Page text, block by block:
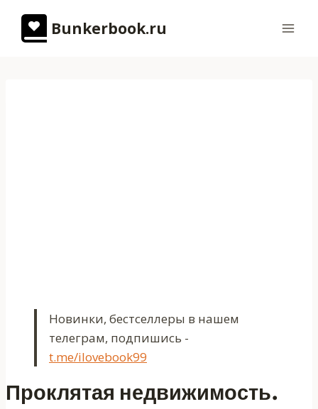
содержимому
Bunkerbook.ru
Новинки, бестселлеры в нашем
телеграм, подпишись -
t.me/ilovebook99
Проклятая недвижимость.